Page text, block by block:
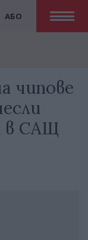
АБО
чипове
в САЩ